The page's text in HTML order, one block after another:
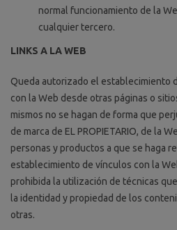
normal funcionamiento de la
cualquier tercero.
LINKS A LA WEB
Queda autorizado el establecimiento
con la Web desde otras páginas o
mismos no se hagan de forma que
de marca de EL PROPIETARIO, de la
personas y productos a que se haga
establecimiento de vínculos con la
prohibida la utilización de técnicas
la identidad y propiedad de los
otras.